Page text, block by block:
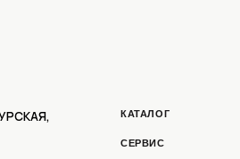
КЛИЕНТСКАЯ ИНФОРМАЦИЯ